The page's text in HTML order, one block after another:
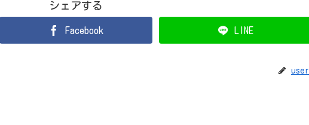
シェアする
Facebook LINE
user